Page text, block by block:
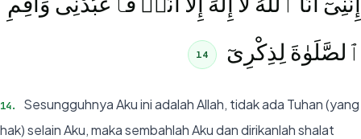
ٱلصَّلَوٰةَ لِذِكْرِىٓ
14
14.
Sesungguhnya Aku ini adalah Allah, tidak ada Tuhan (yang
hak) selain Aku, maka sembahlah Aku dan dirikanlah shalat